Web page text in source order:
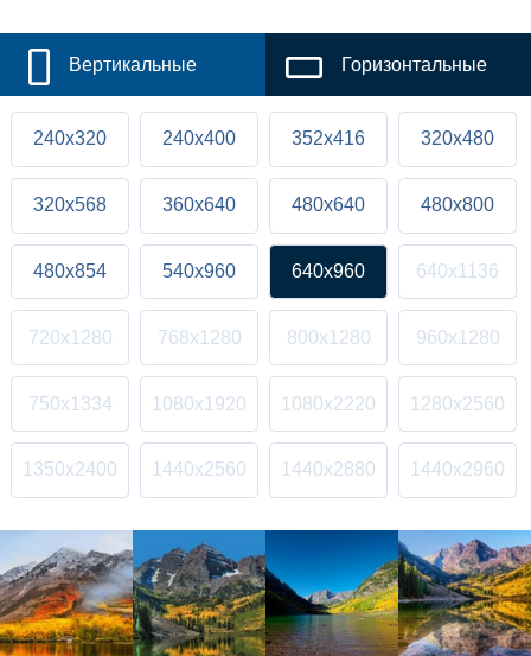
Вертикальные Горизонтальные
240x320 240x400 352x416 320x480
320x568 360x640 480x640 480x800
480x854 540x960 640x960 640x1136
720x1280 768x1280 800x1280 960x1280
750x1334 1080x1920 1080x2220 1280x2560
1350x2400 1440x2560 1440x2880 1440x2960